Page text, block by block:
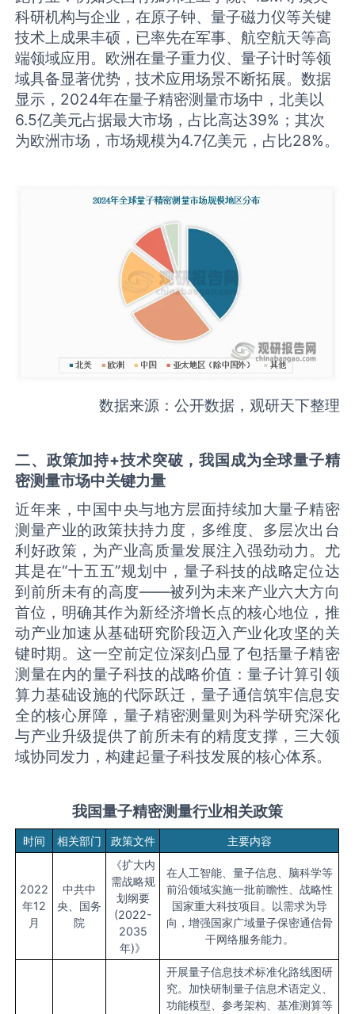
科研机构与企业，在原子钟、量子磁力仪等关键
技术上成果丰硕，已率先在军事、航空航天等高
端领域应用。欧洲在量子重力仪、量子计时等领
域具备显著优势，技术应用场景不断拓展。数据
显示，2024年在量子精密测量市场中，北美以
6.5亿美元占据最大市场，占比高达39%；其次
为欧洲市场，市场规模为4.7亿美元，占比28%。
数据来源：公开数据，观研天下整理
二、政策加持+技术突破，我国成为全球量子精
密测量市场中关键力量
近年来，中国中央与地方层面持续加大量子精密
测量产业的政策扶持力度，多维度、多层次出台
利好政策，为产业高质量发展注入强劲动力。尤
其是在“十五五”规划中，量子科技的战略定位达
到前所未有的高度——被列为未来产业六大方向
首位，明确其作为新经济增长点的核心地位，推
动产业加速从基础研究阶段迈入产业化攻坚的关
键时期。这一空前定位深刻凸显了包括量子精密
测量在内的量子科技的战略价值：量子计算引领
算力基础设施的代际跃迁，量子通信筑牢信息安
全的核心屏障，量子精密测量则为科学研究深化
与产业升级提供了前所未有的精度支撑，三大领
域协同发力，构建起量子科技发展的核心体系。
我国量子精密测量行业相关政策
时间 相关部门 政策文件 主要内容
2022
年12
月
中共中
央、国务
院
《扩大内
需战略规
划纲要
(2022-
2035
年)》
在人工智能、量子信息、脑科学等
前沿领域实施一批前瞻性、战略性
国家重大科技项目。以需求为导
向，增强国家广域量子保密通信骨
干网络服务能力。
开展量子信息技术标准化路线图研
究。加快研制量子信息术语定义、
功能模型、参考架构、基准测算等